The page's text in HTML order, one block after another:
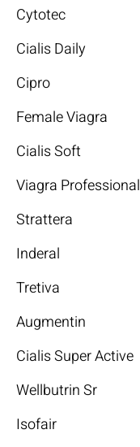
Cytotec
Cialis Daily
Cipro
Female Viagra
Cialis Soft
Viagra Professional
Strattera
Inderal
Tretiva
Augmentin
Cialis Super Active
Wellbutrin Sr
Isofair